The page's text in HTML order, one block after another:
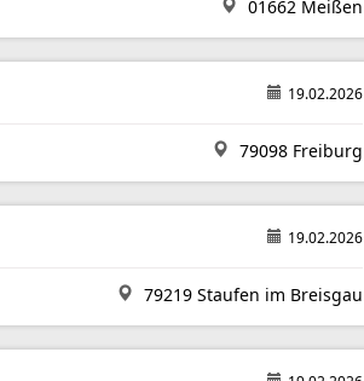
01662 Meißen
19.02.2026
79098 Freiburg
19.02.2026
79219 Staufen im Breisgau